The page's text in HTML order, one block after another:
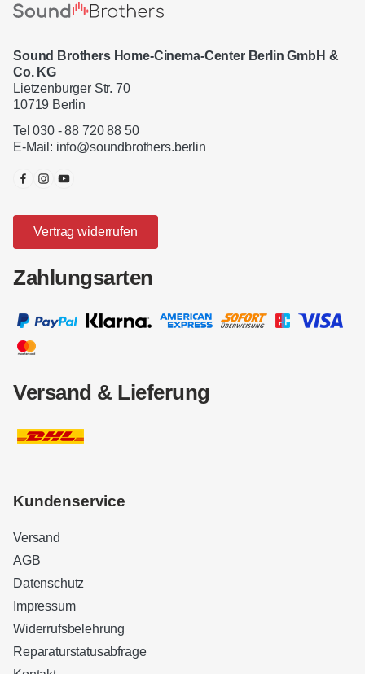
Sound Brothers Home-Cinema-Center Berlin GmbH &
Co. KG
Lietzenburger Str. 70
10719 Berlin
Tel 030 - 88 720 88 50
E-Mail: info@soundbrothers.berlin
Vertrag widerrufen
Zahlungsarten
Versand & Lieferung
Kundenservice
Versand
AGB
Datenschutz
Impressum
Widerrufsbelehrung
Reparaturstatusabfrage